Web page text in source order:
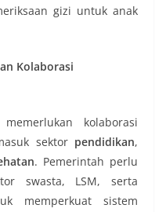
gizi untuk anak
Kolaborasi
kolaborasi
sektor pendidikan,
. Pemerintah perlu
swasta, LSM, serta
memperkuat sistem